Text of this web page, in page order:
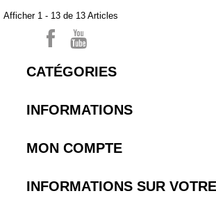
Afficher 1 - 13 de 13 Articles
CATÉGORIES
INFORMATIONS
MON COMPTE
INFORMATIONS SUR